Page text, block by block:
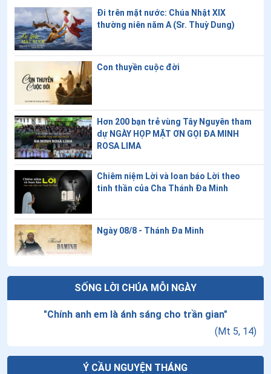
12.Ngày 26/7 - Thánh An rê Phú Yên
13.Ngày 25/7 - Thánh Giacôbê Tông đồ
Ngày 23/7 - Thánh Bighita
15.Ngày 22/7 - Thánh Maria Madalêna
16.Ngày 15/7 - Thánh Phêrô Nguyễn Bá Tuần
17.Ngày 15/7 - Thánh Bônaventura
18.Ngày 15/7 - Thánh Anrê Nguyễn Kim Thông
19.Ngày 14/7 - Thánh Camilo Lenti
20.Ngày 13/7 - Thánh Henry II
21.Ngày 12/7 - Thánh Anê Lê Thị Thành
Ngày 11/7 - Thánh Biển Đức
Ngày 10/7 - Thánh Phêrô Nguyễn Khắc Tự
Ngày 10/7 - Thánh An tôn Nguyễn Hữu Quỳnh (Năm)
Ngày 06/7 - Thánh Maria Goretti
SỐNG LỜI CHÚA MỖI NGÀY
"Chính anh em là ánh sáng cho trần gian"
(Mt 5, 14)
Ý CẦU NGUYỆN THÁNG
Đi trên mặt nước: Chúa Nhật XIX
thường niên năm A (Sr. Thuỳ Dung)
Con thuyền cuộc đời
Hơn 200 bạn trẻ vùng Tây Nguyên tham
dự NGÀY HỌP MẶT ƠN GỌI ĐA MINH
ROSA LIMA
Chiêm niệm Lời và loan báo Lời theo
tinh thần của Cha Thánh Đa Minh
Ngày 08/8 - Thánh Đa Minh
Thứ Bảy tuần VXIII thường niên - Thánh
Đưa AI vào việc dạy giáo lý: Cơ hội mới